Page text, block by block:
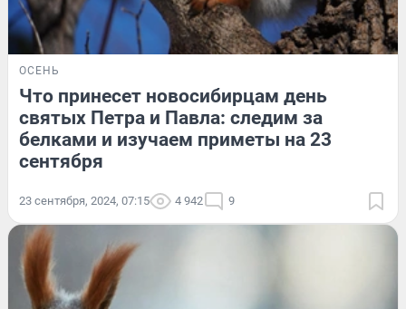
ОСЕНЬ
Что принесет новосибирцам день
святых Петра и Павла: следим за
белками и изучаем приметы на 23
сентября
23 сентября, 2024, 07:15 4 942 9